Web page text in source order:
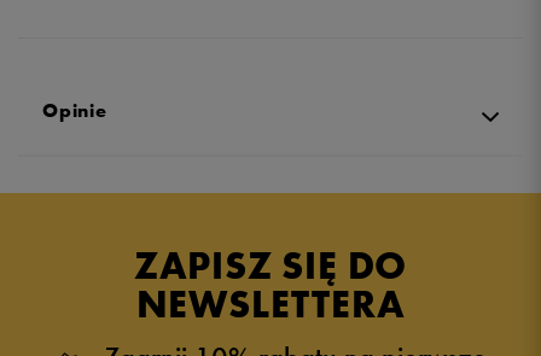
Opinie
ZAPISZ SIĘ DO
NEWSLETTERA